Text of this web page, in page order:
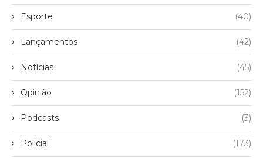
Esporte (40)
Lançamentos (42)
Notícias (45)
Opinião (152)
Podcasts (3)
Policial (173)